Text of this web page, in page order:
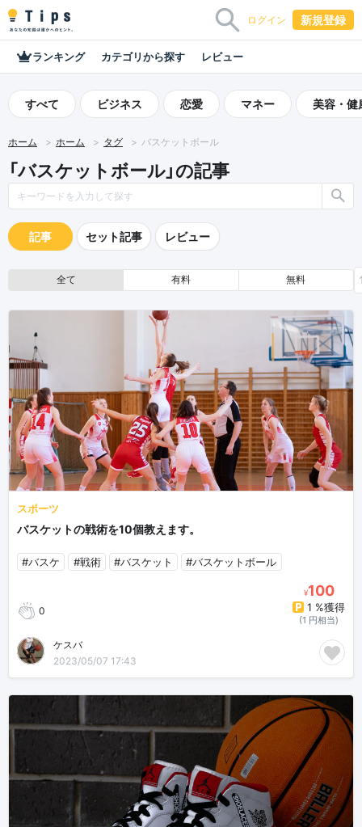
ログイン 新規登録
ランキング カテゴリから探す レビュー
すべて ビジネス 恋愛 マネー 美容・健
ホーム ホーム タグ バスケットボール
「バスケットボール」の記事
記事 セット記事 レビュー
全て 有料 無料
スポーツ
バスケットの戦術を10個教えます。
#バスケ #戦術 #バスケット #バスケットボール
0
¥100
1 %獲得
(1 円相当)
ケスバ
2023/05/07 17:43